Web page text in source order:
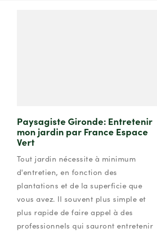
Paysagiste Gironde: Entretenir
mon jardin par France Espace
Vert
Tout jardin nécessite à minimum
d'entretien, en fonction des
plantations et de la superficie que
vous avez. Il souvent plus simple et
plus rapide de faire appel à des
professionnels qui sauront entretenir